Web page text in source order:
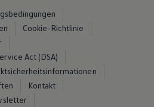
Cookie-Richtlinie
Act (DSA)
Kontakt